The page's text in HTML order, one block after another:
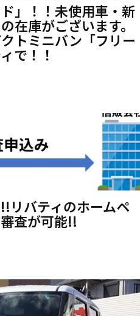
」！！未使用車・新
在庫がございます。
トミニバン「フリー
で！！
リバティのホームペ
査が可能!!